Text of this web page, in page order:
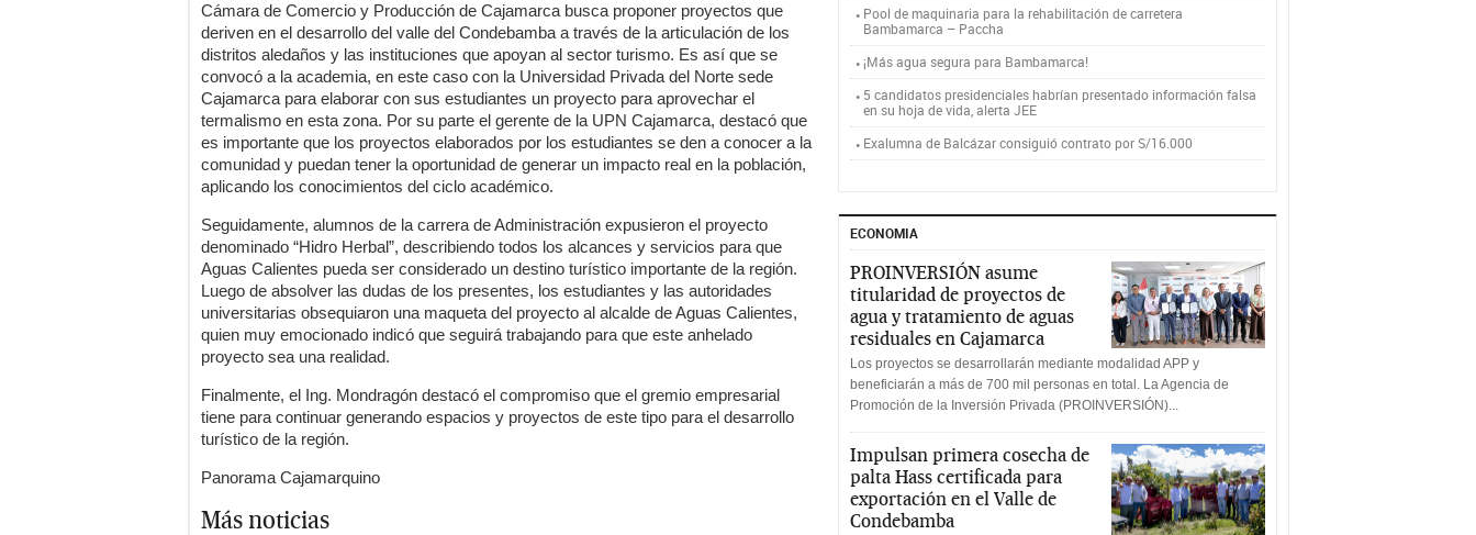
Cámara de Comercio y Producción de Cajamarca busca proponer proyectos que
deriven en el desarrollo del valle del Condebamba a través de la articulación de los
distritos aledaños y las instituciones que apoyan al sector turismo. Es así que se
convocó a la academia, en este caso con la Universidad Privada del Norte sede
Cajamarca para elaborar con sus estudiantes un proyecto para aprovechar el
termalismo en esta zona. Por su parte el gerente de la UPN Cajamarca, destacó que
es importante que los proyectos elaborados por los estudiantes se den a conocer a la
comunidad y puedan tener la oportunidad de generar un impacto real en la población,
aplicando los conocimientos del ciclo académico.
Seguidamente, alumnos de la carrera de Administración expusieron el proyecto
denominado “Hidro Herbal”, describiendo todos los alcances y servicios para que
Aguas Calientes pueda ser considerado un destino turístico importante de la región.
Luego de absolver las dudas de los presentes, los estudiantes y las autoridades
universitarias obsequiaron una maqueta del proyecto al alcalde de Aguas Calientes,
quien muy emocionado indicó que seguirá trabajando para que este anhelado
proyecto sea una realidad.
Finalmente, el Ing. Mondragón destacó el compromiso que el gremio empresarial
tiene para continuar generando espacios y proyectos de este tipo para el desarrollo
turístico de la región.
Panorama Cajamarquino
Más noticias
Pool de maquinaria para la rehabilitación de carretera
Bambamarca – Paccha
¡Más agua segura para Bambamarca!
5 candidatos presidenciales habrían presentado información falsa
en su hoja de vida, alerta JEE
Exalumna de Balcázar consiguió contrato por S/16.000
ECONOMIA
PROINVERSIÓN asume
titularidad de proyectos de
agua y tratamiento de aguas
residuales en Cajamarca
Los proyectos se desarrollarán mediante modalidad APP y
beneficiarán a más de 700 mil personas en total. La Agencia de
Promoción de la Inversión Privada (PROINVERSIÓN)...
Impulsan primera cosecha de
palta Hass certificada para
exportación en el Valle de
Condebamba